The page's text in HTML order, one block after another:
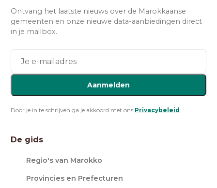
Ontvang het laatste nieuws over de Marokkaanse
gemeenten en onze nieuwe data-aanbiedingen direct
in je mailbox.
Aanmelden
Door je in te schrijven ga je akkoord met ons Privacybeleid .
De gids
Regio's van Marokko
Provincies en Prefecturen